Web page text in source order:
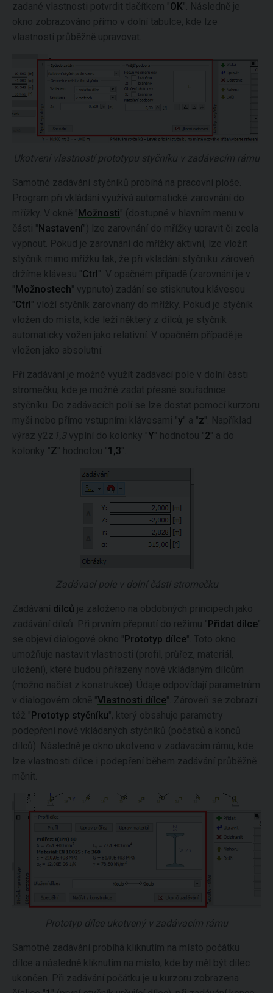
zadané vlastnosti potvrdit tlačítkem "OK". Následně je
okno zobrazováno přímo v dolní tabulce, kde lze
vlastnosti průběžně upravovat.
Ukotvení vlastností prototypu styčníku v zadávacím rámu
Samotné zadávání styčníků probíhá na pracovní ploše.
Program při vkládání využívá automatické zarovnání do
mřížky. V okně "Možnosti" (dostupné v hlavním menu v
části "Nastavení") lze zarovnání do mřížky upravit či zcela
vypnout. Pokud je zarovnání do mřížky aktivní, lze vložit
styčník mimo mřížku tak, že při vkládání styčníku zároveň
držíme klávesu "Ctrl". V opačném případě (zarovnání je v
"Možnostech" vypnuto) zadání se stisknutou klávesou
"Ctrl" vloží styčník zarovnaný do mřížky. Pokud je styčník
vložen do místa, kde leží některý z dílců, je styčník
automaticky vožen jako relativní. V opačném případě je
vložen jako absolutní.
Při zadávání je možné využít zadávací pole v dolní části
stromečku, kde je možné zadat přesné souřadnice
styčníku. Do zadávacích polí se lze dostat pomocí kurzoru
myši nebo přímo vstupními klávesami "y" a "z". Například
výraz y2z 1,3vyplní do kolonky "Y" hodnotou "2" a do
kolonky "Z" hodnotou "1,3".
Zadávací pole v dolní části stromečku
Zadávání dílců je založeno na obdobných principech jako
zadávání dílců. Při prvním přepnutí do režimu "Přidat dílce"
se objeví dialogové okno "Prototyp dílce". Toto okno
umožňuje nastavit vlastnosti (profil, průřez, materiál,
uložení), které budou přiřazeny nově vkládaným dílcům
(možno načíst z konstrukce). Údaje odpovídají parametrům
v dialogovém okně "Vlastnosti dílce". Zároveň se zobrazí
též "Prototyp styčníku", který obsahuje parametry
podepření nově vkládaných styčníků (počátků a konců
dílců). Následně je okno ukotveno v zadávacím rámu, kde
lze vlastnosti dílce i podepření během zadávání průběžně
měnit.
Prototyp dílce ukotvený v zadávacím rámu
Samotné zadávání probíhá kliknutím na místo počátku
dílce a následně kliknutím na místo, kde by měl být dílec
ukončen. Při zadávání počátku je u kurzoru zobrazena